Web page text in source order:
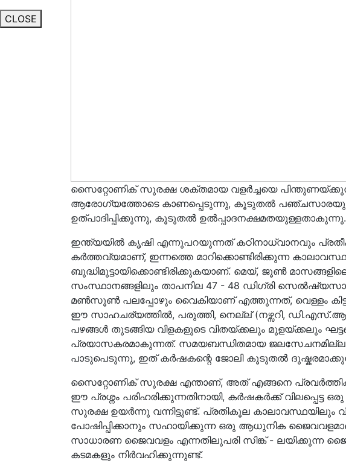
CLOSE
സൈറ്റോണിക് സുരക്ഷ ശക്തമായ വളർച്ചയെ
ആരോഗ്യത്തോടെ കാണപ്പെടുന്നു, കൂടുതൽ
ഉത്പാദിപ്പിക്കുന്നു, കൂടുതൽ ഉൽപ്പാദനക്ഷമതയുള്ളതാകുന്നു.
ഇന്ത്യയിൽ കൃഷി എന്നുപറയുന്നത് കഠിനാധ്വാനവും
കർത്തവ്യമാണ്, ഇന്നത്തെ മാറിക്കൊണ്ടിരിക്കുന്ന
ബുദ്ധിമുട്ടായിക്കൊണ്ടിരിക്കുകയാണ്. മെയ്, ജൂൺ
സംസ്ഥാനങ്ങളിലും താപനില 47 - 48 ഡിഗ്രി
മൺസൂൺ പലപ്പോഴും വൈകിയാണ് എത്തുന്നത്, വെള്ളം
ഈ സാഹചര്യത്തിൽ, പരുത്തി, നെല്ല് (നഴ്സറി, ഡി.എസ്‌.ആർ
പഴങ്ങൾ തുടങ്ങിയ വിളകളുടെ വിതയ്ക്കലും മുളയ്ക്കലും
പ്രയാസകരമാകുന്നത്. സമയബന്ധിതമായ
പാടുപെടുന്നു, ഇത് കർഷകന്റെ ജോലി കൂടുതൽ
സൈറ്റോണിക് സുരക്ഷ എന്താണ്, അത് എങ്ങനെ
ഈ പ്രശ്നം പരിഹരിക്കുന്നതിനായി, കർഷകർക്ക്
സുരക്ഷ ഉയർന്നു വന്നിട്ടുണ്ട്. പ്രതികൂല കാലാവസ്ഥയിലും
പോഷിപ്പിക്കാനും സഹായിക്കുന്ന ഒരു ആധുനിക
സാധാരണ ജൈവവളം എന്നതിലുപരി സിങ്ക് - ലയിക്കുന്ന
കടമകളും നിർവഹിക്കുന്നുണ്ട്.